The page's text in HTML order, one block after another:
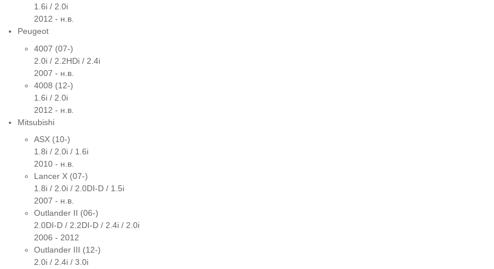
1.6i / 2.0i
2012 - н.в.
Peugeot
4007 (07-)
2.0i / 2.2HDi / 2.4i
2007 - н.в.
4008 (12-)
1.6i / 2.0i
2012 - н.в.
Mitsubishi
ASX (10-)
1.8i / 2.0i / 1.6i
2010 - н.в.
Lancer X (07-)
1.8i / 2.0i / 2.0DI-D / 1.5i
2007 - н.в.
Outlander II (06-)
2.0DI-D / 2.2DI-D / 2.4i / 2.0i
2006 - 2012
Outlander III (12-)
2.0i / 2.4i / 3.0i